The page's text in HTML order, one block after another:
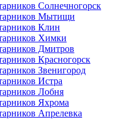
Солнечногорск
Мытищи
Клин
Химки
Дмитров
Красногорск
Звенигород
Истра
Лобня
Яхрома
Апрелевка